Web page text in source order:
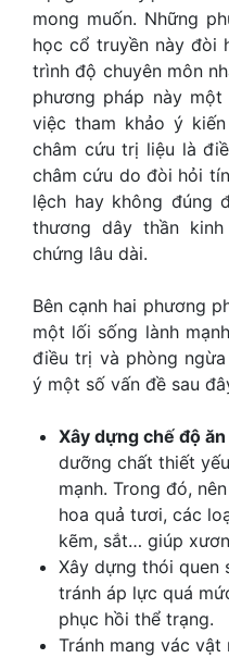
mong muốn. Những
học cổ truyền này đòi
trình độ chuyên môn
phương pháp này
việc tham khảo ý
châm cứu trị liệu là
châm cứu do đòi hỏi
lệch hay không đúng
thương dây thần
chứng lâu dài.
Bên cạnh hai phương
một lối sống lành
điều trị và phòng
ý một số vấn đề sau
Xây dựng chế độ
dưỡng chất thiết
mạnh. Trong đó,
hoa quả tươi, các
kẽm, sắt… giúp
Xây dựng thói quen
tránh áp lực quá
phục hồi thể trạng.
Tránh mang vác